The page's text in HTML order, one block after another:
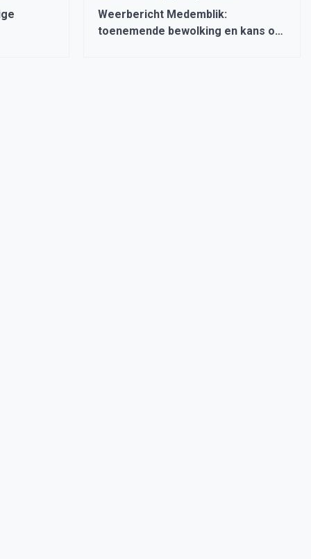
Weerbericht Medemblik:
toenemende bewolking en kans op